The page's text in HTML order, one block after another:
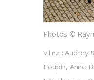
Photos ©
V.l.n.r.: Audrey
Poupin, Anne